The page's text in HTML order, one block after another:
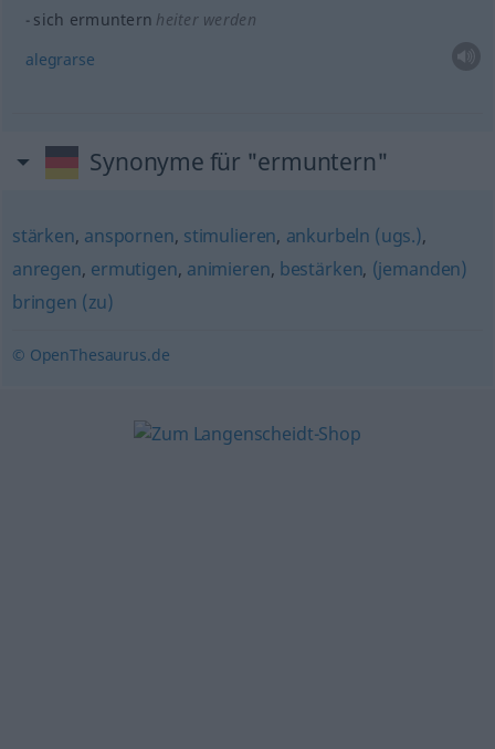
sich ermuntern heiter werden
alegrarse
Synonyme für "ermuntern"
stärken, anspornen, stimulieren, ankurbeln (ugs.),
anregen, ermutigen, animieren, bestärken, (jemanden)
bringen (zu)
© OpenThesaurus.de